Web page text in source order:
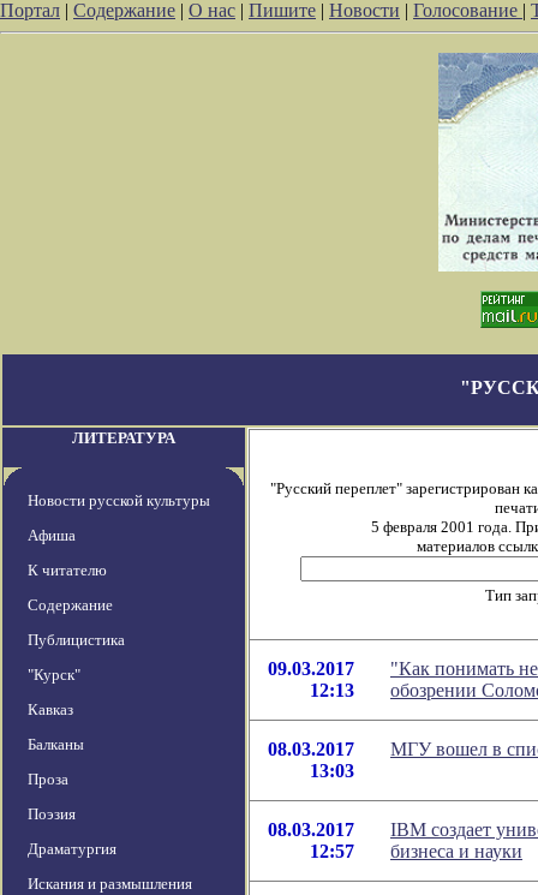
Портал | Содержание | О нас | Пишите | Новости | Голосование |
ЛИТЕРАТУРА
Новости русской культуры
Афиша
К читателю
Содержание
Публицистика
"Курск"
Кавказ
Балканы
Проза
Поэзия
Драматургия
Искания и размышления
"Русский переплет" зарегистрирован
5 февраля 2001 года.
материалов
Тип
09.03.2017
12:13
"Как понимать
обозрении
08.03.2017
13:03
МГУ вошел в
08.03.2017
12:57
IBM создает
бизнеса и науки